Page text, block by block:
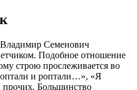
Владимир Семенович
Подобное отношение
строю прослеживается во
и роптали…», «Я
прочих. Большинство